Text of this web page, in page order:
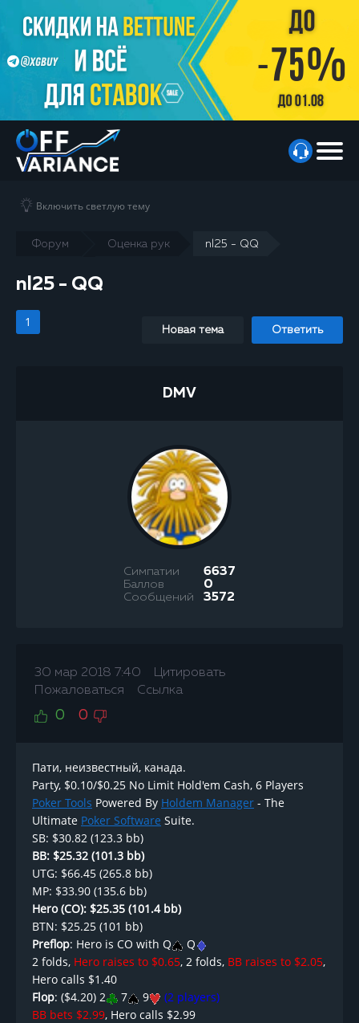
Форум Оценка рук nl25 - QQ
Включить светлую тему
nl25 - QQ
1
Новая тема Ответить
DMV
Симпатии 6637
Баллов 0
Сообщений 3572
30 мар 2018 7:40
Цитировать
Пожаловаться
Ссылка
0 0
Пати, неизвестный, канада.
Party, $0.10/$0.25 No Limit Hold'em Cash, 6 Players
Poker Tools Powered By Holdem Manager - The
Ultimate Poker Software Suite.
SB: $30.82 (123.3 bb)
BB: $25.32 (101.3 bb)
UTG: $66.45 (265.8 bb)
MP: $33.90 (135.6 bb)
Hero (CO): $25.35 (101.4 bb)
BTN: $25.25 (101 bb)
Preflop: Hero is CO with Q
Q
2 folds, Hero raises to $0.65, 2 folds, BB raises to $2.05,
Hero calls $1.40
Flop: ($4.20) 2 7 9
(2 players)
BB bets $2.99, Hero calls $2.99